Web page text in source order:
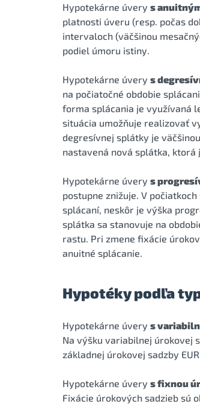
Hypotekárne úvery s
platnosti úveru (resp. počas
intervaloch (väčšinou
podiel úmoru istiny.
Hypotekárne úvery s
na počiatočné obdobie
forma splácania je využívaná
situácia umožňuje realizovať
degresívnej splátky je
nastavená nová splátka, ktorá
Hypotekárne úvery s
postupne znižuje. V
splácaní, neskôr je výška
splátka sa stanovuje na
rastu. Pri zmene fixácie
anuitné splácanie.
Hypotéky podľa
Hypotekárne úvery s
Na výšku variabilnej úrokovej
základnej úrokovej sadzby
Hypotekárne úvery s fixnou
Fixácie úrokových sadzieb sú